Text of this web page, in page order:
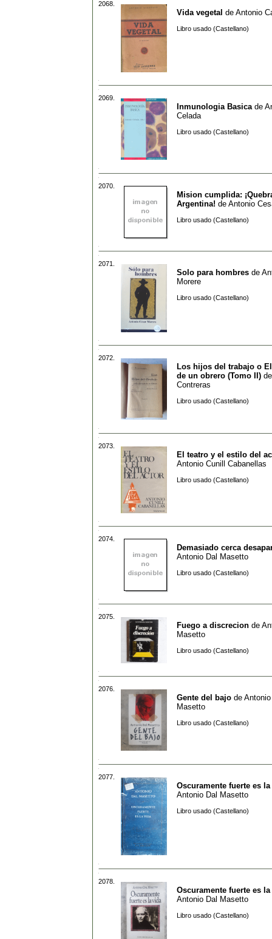
2068.
Vida vegetal de Antonio
Libro usado (Castellano)
2069.
Inmunologia Basica de
Celada
Libro usado (Castellano)
2070.
Mision cumplida:
Argentina! de Antonio
Libro usado (Castellano)
2071.
Solo para hombres de
Morere
Libro usado (Castellano)
2072.
Los hijos del trabajo o
de un obrero (Tomo II)
Contreras
Libro usado (Castellano)
2073.
El teatro y el estilo del
Antonio Cunill Cabanellas
Libro usado (Castellano)
2074.
Demasiado cerca
Antonio Dal Masetto
Libro usado (Castellano)
2075.
Fuego a discrecion de
Masetto
Libro usado (Castellano)
2076.
Gente del bajo de
Masetto
Libro usado (Castellano)
2077.
Oscuramente fuerte es
Antonio Dal Masetto
Libro usado (Castellano)
2078.
Oscuramente fuerte es
Antonio Dal Masetto
Libro usado (Castellano)